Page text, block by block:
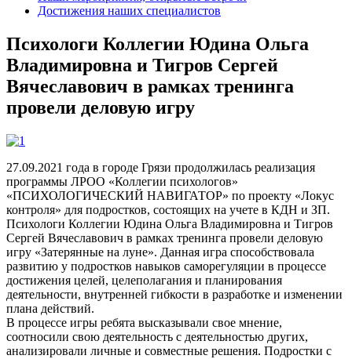
Достижения наших специалистов
Психологи Коллегии Юдина Ольга
Владимировна и Тигров Сергей
Вячеславович в рамках тренинга
провели деловую игру
27.09.2021 года в городе Грязи продолжилась реализация
программы ЛРОО «Коллегии психологов»
«ПСИХОЛОГИЧЕСКИЙ НАВИГАТОР» по проекту «Локус
контроля» для подростков, состоящих на учете в КДН и ЗП.
Психологи Коллегии Юдина Ольга Владимировна и Тигров
Сергей Вячеславович в рамках тренинга провели деловую
игру «Затерянные на луне». Данная игра способствовала
развитию у подростков навыков саморегуляции в процессе
достижения целей, целеполагания и планирования
деятельности, внутренней гибкости в разработке и изменении
плана действий.
В процессе игры ребята высказывали свое мнение,
соотносили свою деятельность с деятельностью других,
анализировали личные и совместные решения. Подростки с